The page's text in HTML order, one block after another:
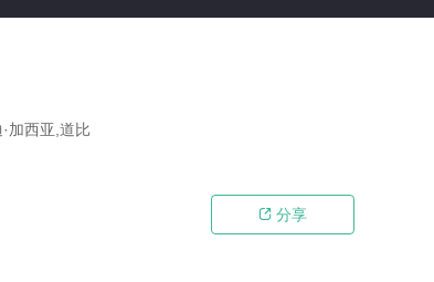
加西亚,道比
 分享